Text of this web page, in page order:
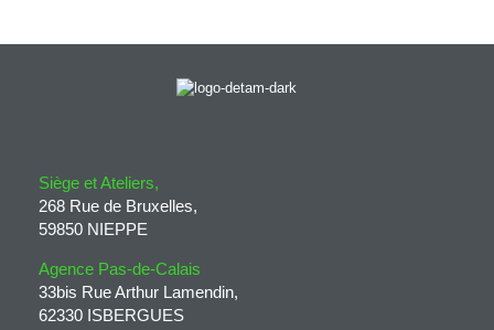
Siège et Ateliers,
268 Rue de Bruxelles,
59850 NIEPPE
Agence Pas-de-Calais
33bis Rue Arthur Lamendin,
62330 ISBERGUES